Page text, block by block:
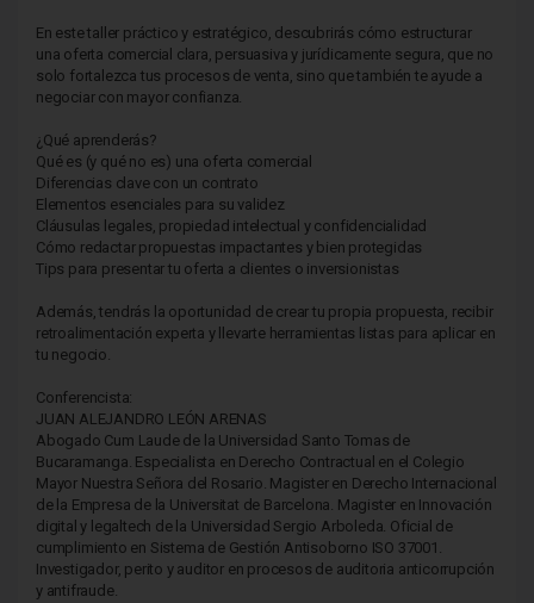
En este taller práctico y estratégico, descubrirás cómo estructurar
una oferta comercial clara, persuasiva y jurídicamente segura, que no
solo fortalezca tus procesos de venta, sino que también te ayude a
negociar con mayor confianza.
¿Qué aprenderás?
Qué es (y qué no es) una oferta comercial
Diferencias clave con un contrato
Elementos esenciales para su validez
Cláusulas legales, propiedad intelectual y confidencialidad
Cómo redactar propuestas impactantes y bien protegidas
Tips para presentar tu oferta a clientes o inversionistas
Además, tendrás la oportunidad de crear tu propia propuesta, recibir
retroalimentación experta y llevarte herramientas listas para aplicar en
tu negocio.
Conferencista:
JUAN ALEJANDRO LEÓN ARENAS
Abogado Cum Laude de la Universidad Santo Tomas de
Bucaramanga. Especialista en Derecho Contractual en el Colegio
Mayor Nuestra Señora del Rosario. Magister en Derecho Internacional
de la Empresa de la Universitat de Barcelona. Magister en Innovación
digital y legaltech de la Universidad Sergio Arboleda. Oficial de
cumplimiento en Sistema de Gestión Antisoborno ISO 37001.
Investigador, perito y auditor en procesos de auditoria anticorrupción
y antifraude.